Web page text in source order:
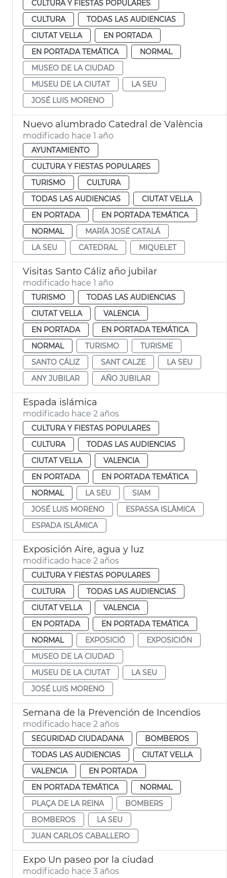
CULTURA Y FIESTAS POPULARES
CULTURA
TODAS LAS AUDIENCIAS
CIUTAT VELLA
EN PORTADA
EN PORTADA TEMÁTICA
NORMAL
MUSEO DE LA CIUDAD
MUSEU DE LA CIUTAT
LA SEU
JOSÉ LUIS MORENO
Nuevo alumbrado Catedral de València
modificado hace 1 año
AYUNTAMIENTO
CULTURA Y FIESTAS POPULARES
TURISMO
CULTURA
TODAS LAS AUDIENCIAS
CIUTAT VELLA
EN PORTADA
EN PORTADA TEMÁTICA
NORMAL
MARÍA JOSÉ CATALÁ
LA SEU
CATEDRAL MIQUELET
Visitas Santo Cáliz año jubilar
modificado hace 1 año
TURISMO
TODAS LAS AUDIENCIAS
CIUTAT VELLA
VALENCIA
EN PORTADA
EN PORTADA TEMÁTICA
NORMAL
TURISMO
TURISME
SANTO CÁLIZ
SANT CALZE
LA SEU
ANY JUBILAR
AÑO JUBILAR
Espada islámica
modificado hace 2 años
CULTURA Y FIESTAS POPULARES
CULTURA
TODAS LAS AUDIENCIAS
CIUTAT VELLA
VALENCIA
EN PORTADA
EN PORTADA TEMÁTICA
NORMAL
LA SEU
SIAM
JOSÉ LUIS MORENO
ESPASSA ISLÀMICA
ESPADA ISLÁMICA
Exposición Aire, agua y luz
modificado hace 2 años
CULTURA Y FIESTAS POPULARES
CULTURA
TODAS LAS AUDIENCIAS
CIUTAT VELLA
VALENCIA
EN PORTADA
EN PORTADA TEMÁTICA
NORMAL
EXPOSICIÓ
EXPOSICIÓN
MUSEO DE LA CIUDAD
MUSEU DE LA CIUTAT
LA SEU
JOSÉ LUIS MORENO
Semana de la Prevención de Incendios
modificado hace 2 años
SEGURIDAD CIUDADANA
BOMBEROS
TODAS LAS AUDIENCIAS
CIUTAT VELLA
VALENCIA
EN PORTADA
EN PORTADA TEMÁTICA
NORMAL
PLAÇA DE LA REINA
BOMBERS
BOMBEROS
LA SEU
JUAN CARLOS CABALLERO
Expo Un paseo por la ciudad
modificado hace 3 años